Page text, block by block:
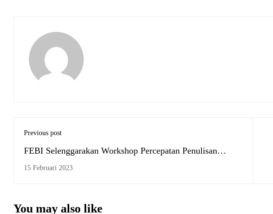
Previous post
FEBI Selenggarakan Workshop Percepatan Penulisan
Skripsi
15 Februari 2023
You may also like